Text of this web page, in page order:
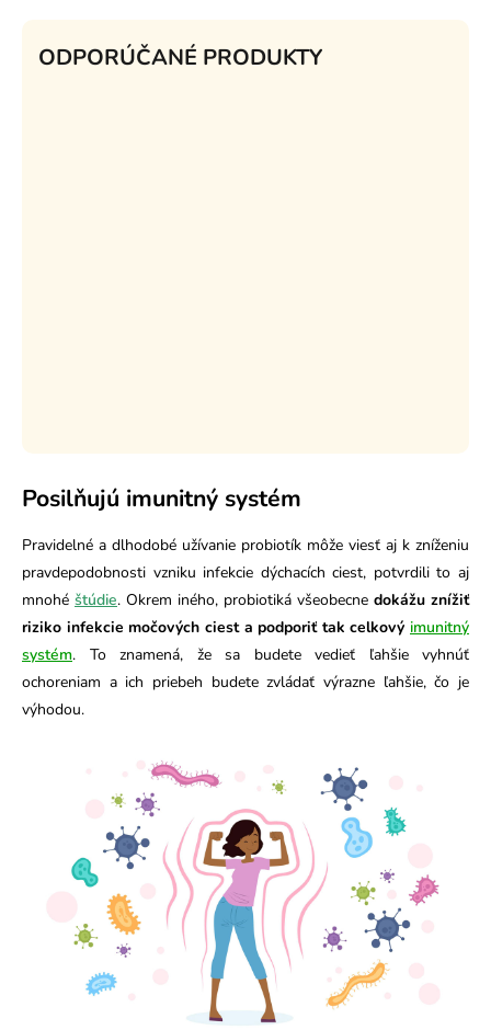
ODPORÚČANÉ PRODUKTY
Posilňujú imunitný systém
Pravidelné a dlhodobé užívanie probiotík môže viesť aj k zníženiu
pravdepodobnosti vzniku infekcie dýchacích ciest, potvrdili to aj
mnohé štúdie. Okrem iného, probiotiká všeobecne dokážu znížiť
riziko infekcie močových ciest a podporiť tak celkový imunitný
systém. To znamená, že sa budete vedieť ľahšie vyhnúť
ochoreniam a ich priebeh budete zvládať výrazne ľahšie, čo je
výhodou.